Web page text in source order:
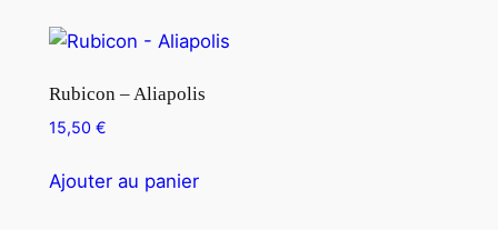
Rubicon – Aliapolis
15,50 €
Ajouter au panier